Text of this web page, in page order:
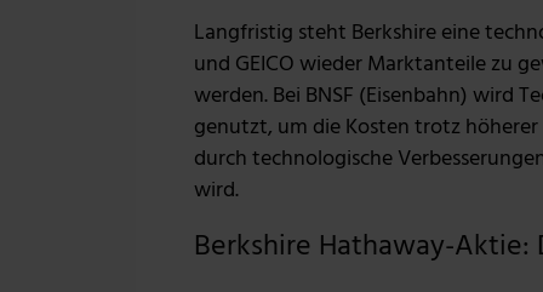
Langfristig steht Berkshire eine
und GEICO wieder Marktanteile zu
werden. Bei BNSF (Eisenbahn) wird
genutzt, um die Kosten trotz
durch technologische
wird.
Berkshire Hathaway-